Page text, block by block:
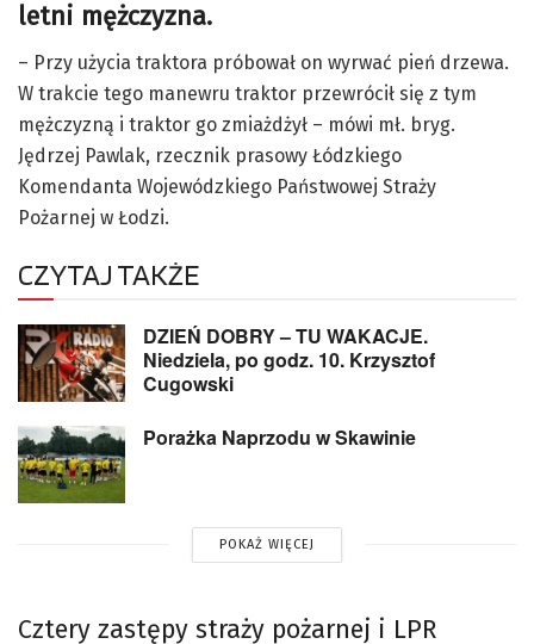
letni mężczyzna.
– Przy użycia traktora próbował on wyrwać pień drzewa.
W trakcie tego manewru traktor przewrócił się z tym
mężczyzną i traktor go zmiażdżył – mówi mł. bryg.
Jędrzej Pawlak, rzecznik prasowy Łódzkiego
Komendanta Wojewódzkiego Państwowej Straży
Pożarnej w Łodzi.
CZYTAJ TAKŻE
DZIEŃ DOBRY – TU WAKACJE.
Niedziela, po godz. 10. Krzysztof
Cugowski
Porażka Naprzodu w Skawinie
POKAŻ WIĘCEJ
Cztery zastępy straży pożarnej i LPR